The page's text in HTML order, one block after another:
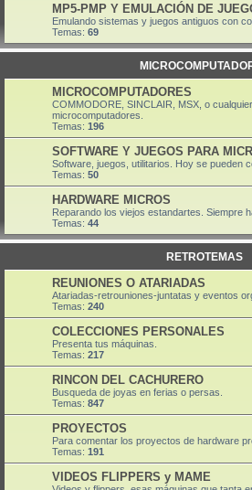
MP5-PMP Y EMULACIÓN DE
Emulando sistemas y juegos antiguos con
Temas: 69
MICROCOMPUTADORES
COMMODORE, SINCLAIR, MSX, o
microcomputadores.
Temas: 196
SOFTWARE Y JUEGOS PARA
Software, juegos, utilitarios. Hoy se pueden
Temas: 50
HARDWARE MICROS
Reparando los viejos estandartes. Siempre
Temas: 44
RETROTEMAS
REUNIONES O ATARIADAS
Atariadas-retrouniones-juntatas y eventos
Temas: 240
COLECCIONES PERSONALES
Presenta tus máquinas.
Temas: 217
RINCON DEL CACHURERO
Busqueda de joyas en ferias o persas.
Temas: 847
PROYECTOS
Para comentar los proyectos de hardware
Temas: 191
VIDEOS FLIPPERS y MAME